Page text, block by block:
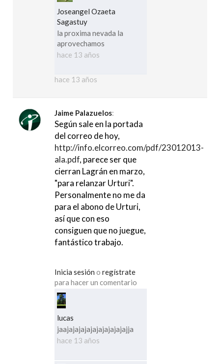
Joseangel Ozaeta
Sagastuy
la proxima nevada la
aprovechamos
hace 13 años
hace 13 años
Jaime Palazuelos:
Según sale en la portada
del correo de hoy,
http://info.elcorreo.com/pdf/23012013-
ala.pdf, parece ser que
cierran Lagrán en marzo,
"para relanzar Urturi".
Personalmente no me da
para el abono de Urturi,
así que con eso
consiguen que no juegue,
fantástico trabajo.
Inicia sesión oregístrate
para hacer un comentario
lucas
jaajajajajajajajajajajajja
hace 13 años